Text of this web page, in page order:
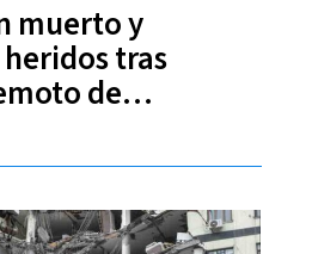
muerto y
tras
de